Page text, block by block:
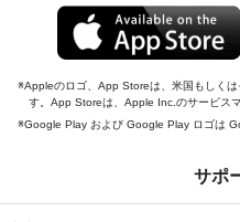
Appleのロゴ、App Storeは、米国もしく
す。App Storeは、Apple Inc.のサービスマ
Google Play および Google Play ロゴは
サポ